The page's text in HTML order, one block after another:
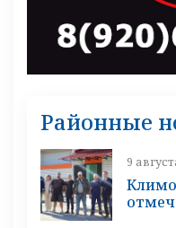
Районные
9